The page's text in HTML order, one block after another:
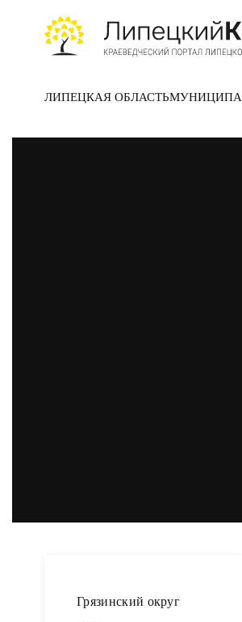
Skip to main content
ЛИПЕЦКАЯ ОБЛАСТЬ
Грязинский округ